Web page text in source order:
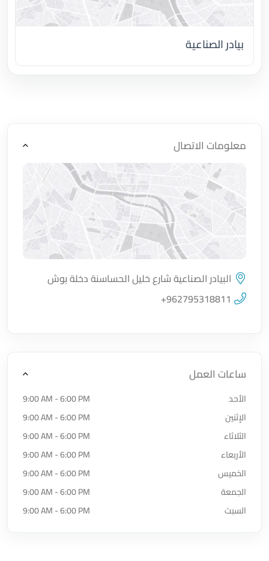
بيادر الصناعية
معلومات الاتصال
اضغط لتحميل الموقع
البيادر الصناعية شارع خليل الحساسنة دخلة بوش
+962795318811
ساعات العمل
الأحد
9:00 AM - 6:00 PM
الإثنين
9:00 AM - 6:00 PM
الثلاثاء
9:00 AM - 6:00 PM
الأربعاء
9:00 AM - 6:00 PM
الخميس
9:00 AM - 6:00 PM
الجمعة
9:00 AM - 6:00 PM
السبت
9:00 AM - 6:00 PM